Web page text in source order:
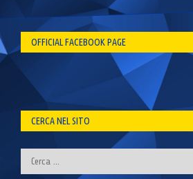
OFFICIAL FACEBOOK PAGE
CERCA NEL SITO